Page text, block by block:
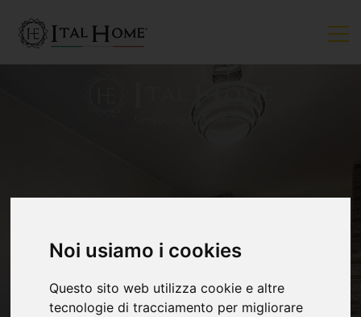
Noi usiamo i cookies
Questo sito web utilizza cookie e altre
tecnologie di tracciamento per migliorare
VENDUTO